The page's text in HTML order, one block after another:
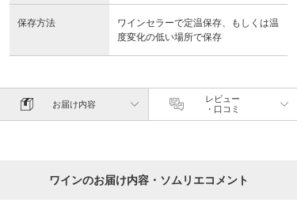
保存方法
ワインセラーで定温保存、もしくは温
度変化の低い場所で保存
お届け内容
レビュー
・口コミ
ワインのお届け内容・ソムリエコメント